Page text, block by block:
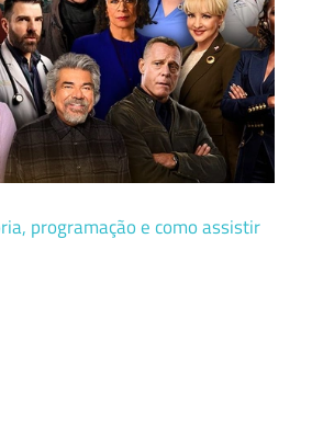
programação e como assistir